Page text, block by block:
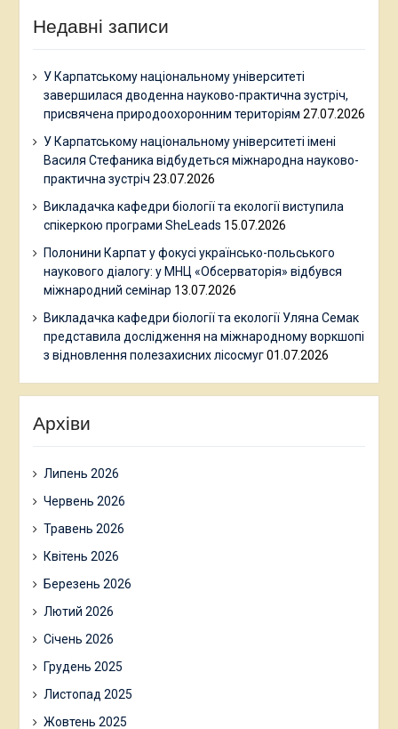
Недавні записи
У Карпатському національному університеті
завершилася дводенна науково-практична зустріч,
присвячена природоохоронним територіям 27.07.2026
У Карпатському національному університеті імені
Василя Стефаника відбудеться міжнародна науково-
практична зустріч 23.07.2026
Викладачка кафедри біології та екології виступила
спікеркою програми SheLeads 15.07.2026
Полонини Карпат у фокусі українсько-польського
наукового діалогу: у МНЦ «Обсерваторія» відбувся
міжнародний семінар 13.07.2026
Викладачка кафедри біології та екології Уляна Семак
представила дослідження на міжнародному воркшопі
з відновлення полезахисних лісосмуг 01.07.2026
Архіви
Липень 2026
Червень 2026
Травень 2026
Квітень 2026
Березень 2026
Лютий 2026
Січень 2026
Грудень 2025
Листопад 2025
Жовтень 2025